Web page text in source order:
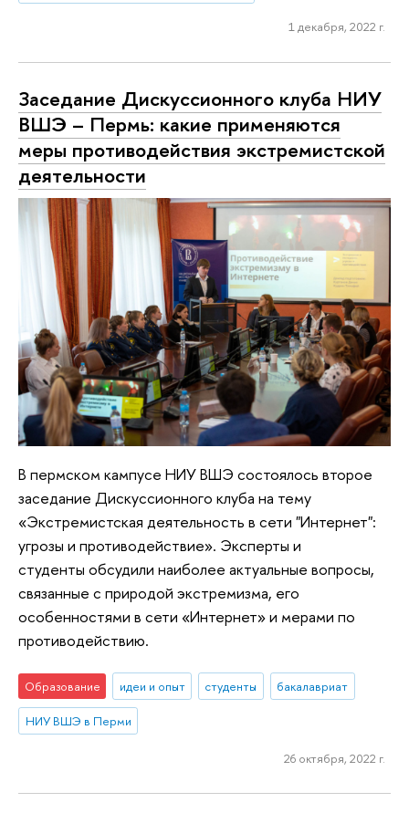
1 декабря, 2022 г.
Заседание Дискуссионного клуба НИУ
ВШЭ – Пермь: какие применяются
меры противодействия экстремистской
деятельности
В пермском кампусе НИУ ВШЭ состоялось второе
заседание Дискуссионного клуба на тему
«Экстремистская деятельность в сети "Интернет":
угрозы и противодействие». Эксперты и
студенты обсудили наиболее актуальные вопросы,
связанные с природой экстремизма, его
особенностями в сети «Интернет» и мерами по
противодействию.
Образование идеи и опыт студенты бакалавриат
НИУ ВШЭ в Перми
26 октября, 2022 г.